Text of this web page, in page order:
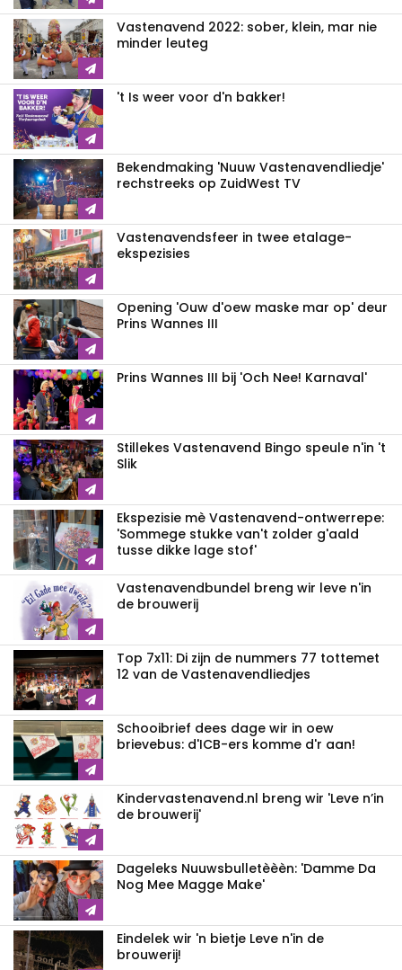
Vastenavend 2022: sober, klein, mar nie
minder leuteg
't Is weer voor d'n bakker!
Bekendmaking 'Nuuw Vastenavendliedje'
rechstreeks op ZuidWest TV
Vastenavendsfeer in twee etalage-
ekspezisies
Opening 'Ouw d'oew maske mar op' deur
Prins Wannes III
Prins Wannes III bij 'Och Nee! Karnaval'
Stillekes Vastenavend Bingo speule n'in 't
Slik
Ekspezisie mè Vastenavend-ontwerrepe:
'Sommege stukke van't zolder g'aald
tusse dikke lage stof'
Vastenavendbundel breng wir leve n'in
de brouwerij
Top 7x11: Di zijn de nummers 77 tottemet
12 van de Vastenavendliedjes
Schooibrief dees dage wir in oew
brievebus: d'ICB-ers komme d'r aan!
Kindervastenavend.nl breng wir 'Leve n’in
de brouwerij'
Dageleks Nuuwsbulletèèèn: 'Damme Da
Nog Mee Magge Make'
Eindelek wir 'n bietje Leve n'in de
brouwerij!